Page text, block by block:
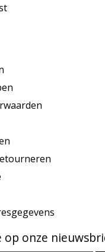
op onze